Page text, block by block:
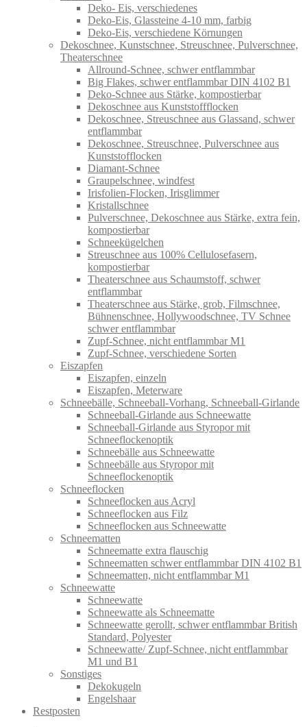
Deko- Eis, verschiedenes
Deko-Eis, Glassteine 4-10 mm, farbig
Deko-Eis, verschiedene Körnungen
Dekoschnee, Kunstschnee, Streuschnee, Pulverschnee,
Theaterschnee
Allround-Schnee, schwer entflammbar
Big Flakes, schwer entflammbar DIN 4102 B1
Deko-Schnee aus Stärke, kompostierbar
Dekoschnee aus Kunststoffflocken
Dekoschnee, Streuschnee aus Glassand, schwer
entflammbar
Dekoschnee, Streuschnee, Pulverschnee aus
Kunststofflocken
Diamant-Schnee
Graupelschnee, windfest
Irisfolien-Flocken, Irisglimmer
Kristallschnee
Pulverschnee, Dekoschnee aus Stärke, extra fein,
kompostierbar
Schneekügelchen
Streuschnee aus 100% Cellulosefasern,
kompostierbar
Theaterschnee aus Schaumstoff, schwer
entflammbar
Theaterschnee aus Stärke, grob, Filmschnee,
Bühnenschnee, Hollywoodschnee, TV Schnee
schwer entflammbar
Zupf-Schnee, nicht entflammbar M1
Zupf-Schnee, verschiedene Sorten
Eiszapfen
Eiszapfen, einzeln
Eiszapfen, Meterware
Schneebälle, Schneeball-Vorhang, Schneeball-Girlande
Schneeball-Girlande aus Schneewatte
Schneeball-Girlande aus Styropor mit
Schneeflockenoptik
Schneebälle aus Schneewatte
Schneebälle aus Styropor mit
Schneeflockenoptik
Schneeflocken
Schneeflocken aus Acryl
Schneeflocken aus Filz
Schneeflocken aus Schneewatte
Schneematten
Schneematte extra flauschig
Schneematten schwer entflammbar DIN 4102 B1
Schneematten, nicht entflammbar M1
Schneewatte
Schneewatte
Schneewatte als Schneematte
Schneewatte gerollt, schwer entflammbar British
Standard, Polyester
Schneewatte/ Zupf-Schnee, nicht entflammbar
M1 und B1
Sonstiges
Dekokugeln
Engelshaar
Restposten